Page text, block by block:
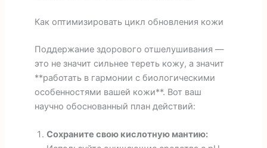
Как оптимизировать цикл обновления кожи
Поддержание здорового отшелушивания —
это не значит сильнее тереть кожу, а значит
**работать в гармонии с биологическими
особенностями вашей кожи**. Вот ваш
научно обоснованный план действий:
Сохраните свою кислотную мантию: